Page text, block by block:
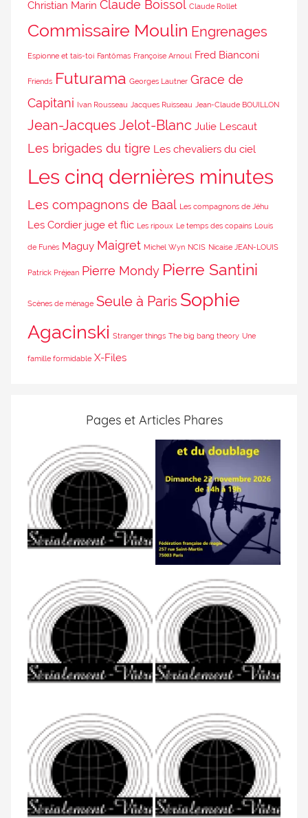
Christian Marin Claude Boissol Claude Rollet
Commissaire Moulin Engrenages
Espionne et tais-toi Fantômas Françoise Arnoul Fred Bianconi
Friends Futurama Georges Lautner Grace de
Capitani Ivan Rousseau Jacques Ruisseau Jean-Claude BOUILLON
Jean-Jacques Jelot-Blanc Julie Lescaut
Les brigades du tigre Les chevaliers du ciel
Les cinq dernières minutes
Les compagnons de Baal Les compagnons de Jéhu
Les Cordier juge et flic Les ripoux Le temps des copains Louis
de Funès Maguy Maigret Michel Wyn NCIS Nicaise JEAN-LOUIS
Patrick Préjean Pierre Mondy Pierre Santini
Scènes de ménage Seule à Paris Sophie
Agacinski Stranger things The big bang theory Une
famille formidable X-Files
Pages et Articles Phares